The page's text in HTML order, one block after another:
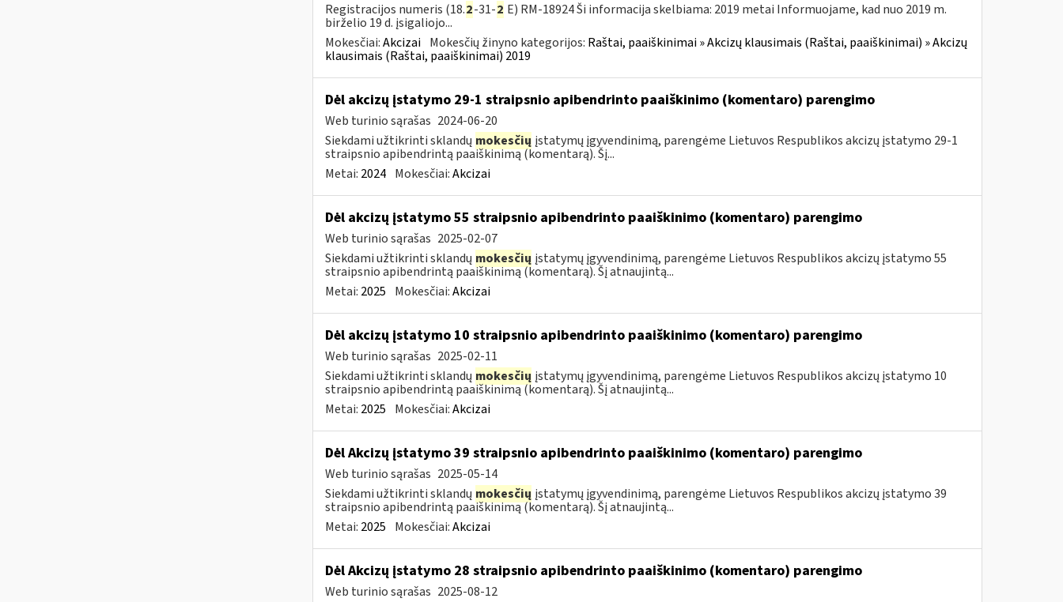
Registracijos numeris (18.2-31-2 E) RM-18924 Ši informacija skelbiama: 2019 metai Informuojame, kad nuo 2019 m.
birželio 19 d. įsigaliojo...
Mokesčiai:Akcizai Mokesčių žinyno kategorijos: Raštai, paaiškinimai » Akcizų klausimais (Raštai, paaiškinimai) » Akcizų
klausimais (Raštai, paaiškinimai) 2019
Dėl akcizų įstatymo 29-1 straipsnio apibendrinto paaiškinimo (komentaro) parengimo
Web turinio sąrašas 2024-06-20
Siekdami užtikrinti sklandų mokesčių įstatymų įgyvendinimą, parengėme Lietuvos Respublikos akcizų įstatymo 29-1
straipsnio apibendrintą paaiškinimą (komentarą). Šį...
Metai: 2024 Mokesčiai:Akcizai
Dėl akcizų įstatymo 55 straipsnio apibendrinto paaiškinimo (komentaro) parengimo
Web turinio sąrašas 2025-02-07
Siekdami užtikrinti sklandų mokesčių įstatymų įgyvendinimą, parengėme Lietuvos Respublikos akcizų įstatymo 55
straipsnio apibendrintą paaiškinimą (komentarą). Šį atnaujintą...
Metai: 2025 Mokesčiai:Akcizai
Dėl akcizų įstatymo 10 straipsnio apibendrinto paaiškinimo (komentaro) parengimo
Web turinio sąrašas 2025-02-11
Siekdami užtikrinti sklandų mokesčių įstatymų įgyvendinimą, parengėme Lietuvos Respublikos akcizų įstatymo 10
straipsnio apibendrintą paaiškinimą (komentarą). Šį atnaujintą...
Metai: 2025 Mokesčiai:Akcizai
Dėl Akcizų įstatymo 39 straipsnio apibendrinto paaiškinimo (komentaro) parengimo
Web turinio sąrašas 2025-05-14
Siekdami užtikrinti sklandų mokesčių įstatymų įgyvendinimą, parengėme Lietuvos Respublikos akcizų įstatymo 39
straipsnio apibendrintą paaiškinimą (komentarą). Šį atnaujintą...
Metai: 2025 Mokesčiai:Akcizai
Dėl Akcizų įstatymo 28 straipsnio apibendrinto paaiškinimo (komentaro) parengimo
Web turinio sąrašas 2025-08-12